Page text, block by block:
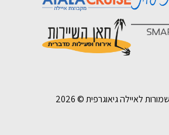
לאיילה גיאוגרפית ©2026